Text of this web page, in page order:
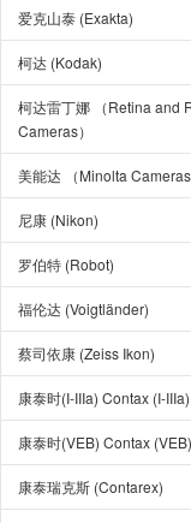
爱克山泰 (Exakta)
柯达 (Kodak)
柯达雷丁娜 （Retina and
Cameras）
美能达 （Minolta Cameras
尼康 (Nikon)
罗伯特 (Robot)
福伦达 (Voigtländer)
蔡司依康 (Zeiss Ikon)
康泰时(I-IIIa) Contax (I-IIIa)
康泰时(VEB) Contax (VEB)
康泰瑞克斯 (Contarex)